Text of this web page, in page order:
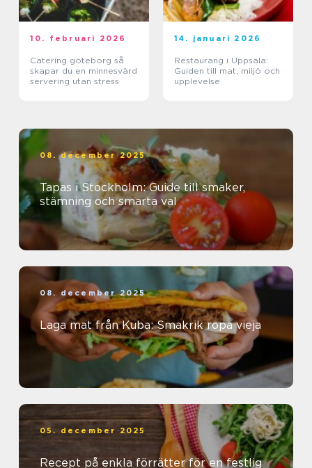
10. februari 2026
Catering göteborg så
skapar du en minnesvärd
servering utan stress
14. januari 2026
Restaurang i Uppsala:
Guiden till mat, miljö och
upplevelse
08. december 2025
Tapas i Stockholm: Guide till smaker,
stämning och smarta val
08. december 2025
Laga mat från Kuba: Smakrik ropa vieja
05. december 2025
Recept på enkla förrätter för en festlig